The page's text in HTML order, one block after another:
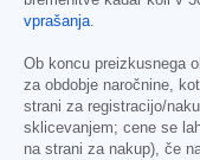
vprašanja.
Ob koncu preizkusnega
za obdobje naročnine,
strani za registracijo/
sklicevanjem; cene se
na strani za nakup), če